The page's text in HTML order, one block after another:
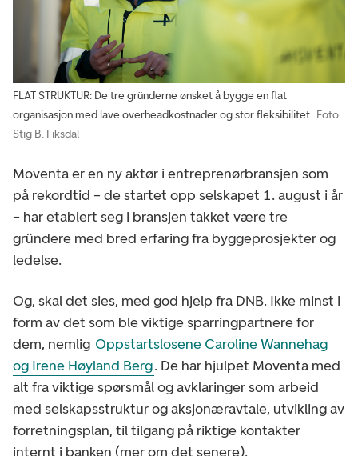
FLAT STRUKTUR: De tre gründerne ønsket å bygge en flat
organisasjon med lave overheadkostnader og stor fleksibilitet. Foto:
Stig B. Fiksdal
Moventa er en ny aktør i entreprenørbransjen som
på rekordtid – de startet opp selskapet 1. august i år
– har etablert seg i bransjen takket være tre
gründere med bred erfaring fra byggeprosjekter og
ledelse.
Og, skal det sies, med god hjelp fra DNB. Ikke minst i
form av det som ble viktige sparringpartnere for
dem, nemlig Oppstartslosene Caroline Wannehag
og Irene Høyland Berg. De har hjulpet Moventa med
alt fra viktige spørsmål og avklaringer som arbeid
med selskapsstruktur og aksjonæravtale, utvikling av
forretningsplan, til tilgang på riktige kontakter
internt i banken (mer om det senere).